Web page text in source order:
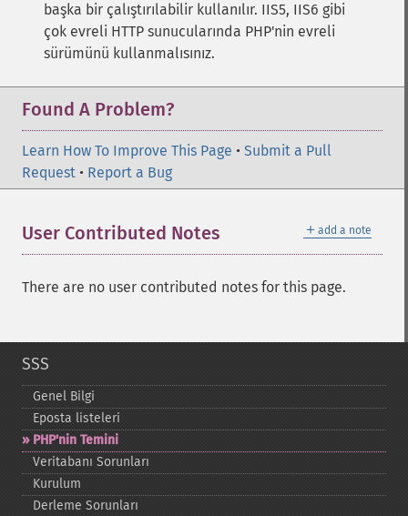
başka bir çalıştırılabilir kullanılır. IIS5, IIS6 gibi
çok evreli HTTP sunucularında PHP'nin evreli
sürümünü kullanmalısınız.
Found A Problem?
Learn How To Improve This Page • Submit a Pull
Request • Report a Bug
＋ add a note
User Contributed Notes
There are no user contributed notes for this page.
SSS
Genel Bilgi
Eposta listeleri
PHP'nin Temini
Veritabanı Sorunları
Kurulum
Derleme Sorunları